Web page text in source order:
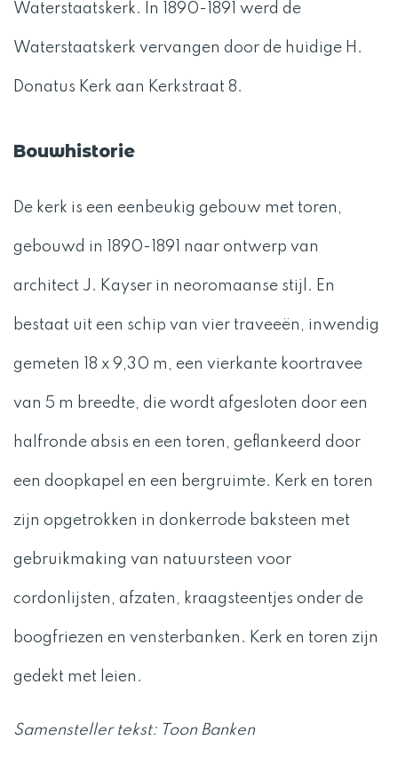
Waterstaatskerk. In 1890-1891 werd de
Waterstaatskerk vervangen door de huidige H.
Donatus Kerk aan Kerkstraat 8.
Bouwhistorie
De kerk is een eenbeukig gebouw met toren,
gebouwd in 1890-1891 naar ontwerp van
architect J. Kayser in neoromaanse stijl. En
bestaat uit een schip van vier traveeën, inwendig
gemeten 18 x 9,30 m, een vierkante koortravee
van 5 m breedte, die wordt afgesloten door een
halfronde absis en een toren, geflankeerd door
een doopkapel en een bergruimte. Kerk en toren
zijn opgetrokken in donkerrode baksteen met
gebruikmaking van natuursteen voor
cordonlijsten, afzaten, kraagsteentjes onder de
boogfriezen en vensterbanken. Kerk en toren zijn
gedekt met leien.
Samensteller tekst: Toon Banken